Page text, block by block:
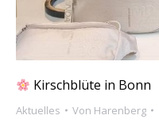
Kirschblüte in Bonn
Aktuelles Von Harenberg